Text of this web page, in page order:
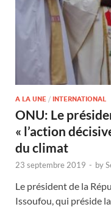
A LA UNE / INTERNATIONAL
ONU: Le
« l’action
du climat
23 septembre 2019 - by
Le président de la
Issoufou, qui préside